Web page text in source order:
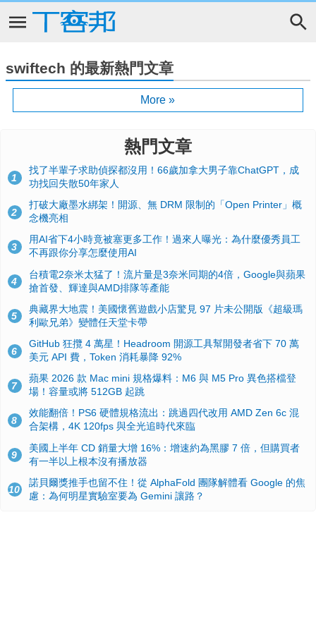
swiftech 的最新熱門文章
More »
熱門文章
1
找了半輩子求助偵探都沒用！66歲加拿大男子靠ChatGPT，成
功找回失散50年家人
2
打破大廠墨水綁架！開源、無 DRM 限制的「Open Printer」概
念機亮相
3
用AI省下4小時竟被塞更多工作！過來人曝光：為什麼優秀員工
不再跟你分享怎麼使用AI
4
台積電2奈米太猛了！流片量是3奈米同期的4倍，Google與蘋果
搶首發、輝達與AMD排隊等產能
5
典藏界大地震！美國懷舊遊戲小店驚見 97 片未公開版《超級瑪
利歐兄弟》變體任天堂卡帶
6
GitHub 狂攬 4 萬星！Headroom 開源工具幫開發者省下 70 萬
美元 API 費，Token 消耗暴降 92%
7
蘋果 2026 款 Mac mini 規格爆料：M6 與 M5 Pro 異色搭檔登
場！容量或將 512GB 起跳
8
效能翻倍！PS6 硬體規格流出：跳過四代改用 AMD Zen 6c 混
合架構，4K 120fps 與全光追時代來臨
9
美國上半年 CD 銷量大增 16%：增速約為黑膠 7 倍，但購買者
有一半以上根本沒有播放器
10
諾貝爾獎推手也留不住！從 AlphaFold 團隊解體看 Google 的焦
慮：為何明星實驗室要為 Gemini 讓路？